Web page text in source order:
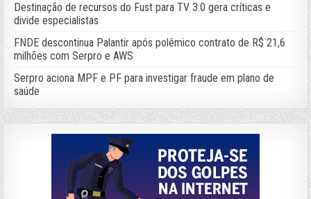
Destinação de recursos do Fust para TV 3.0 gera críticas e
divide especialistas
FNDE descontinua Palantir após polêmico contrato de R$ 21,6
milhões com Serpro e AWS
Serpro aciona MPF e PF para investigar fraude em plano de
saúde